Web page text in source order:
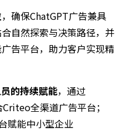
，确保ChatGPT广告兼具
自然探索与决策路径，并
告平台，助力客户实现精
的持续赋能，通过
全渠道广告平台；
赋能中小型企业